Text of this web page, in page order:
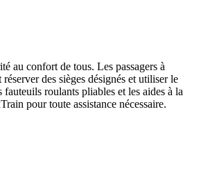
au confort de tous. Les passagers à
des sièges désignés et utiliser le
roulants pliables et les aides à la
pour toute assistance nécessaire.